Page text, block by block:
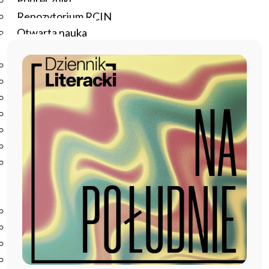
Repozytorium RCIN
Otwarta nauka
Studia podyplomowe
Szkolenia
Szkoła Doktorska Anthropos
Erasmus
Olimpiada Literatury i Języka Polskiego
Olimpiada Literatury i Języka Polskiego dla Szkół
Podstawowych
Biblioteka
O bibliotece
Godziny otwarcia
Katalog
Nowości